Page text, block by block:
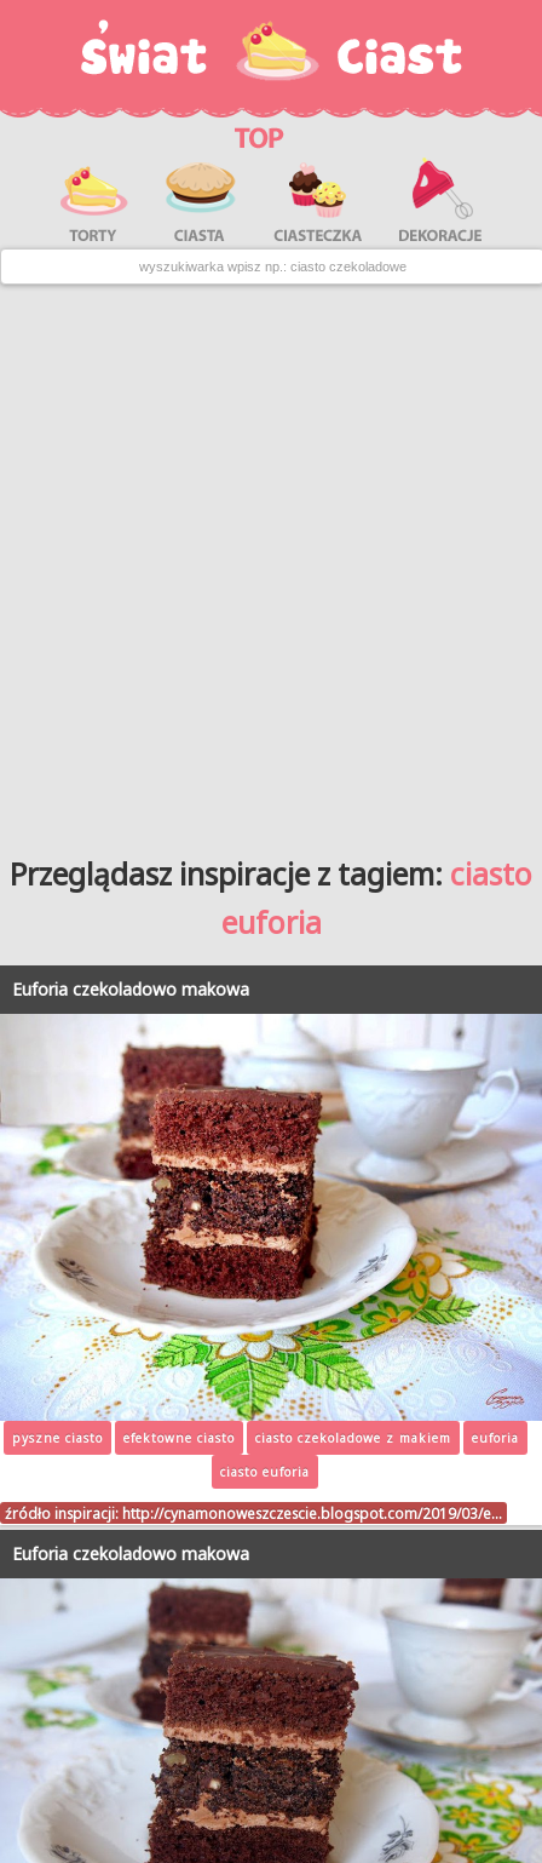
Przeglądasz inspiracje z tagiem: ciasto
euforia
Euforia czekoladowo makowa
pyszne ciasto efektowne ciasto ciasto czekoladowe z makiem
euforia
ciasto euforia
źródło inspiracji: http://cynamonoweszczescie.blogspot.com/2019/03/e…
Euforia czekoladowo makowa